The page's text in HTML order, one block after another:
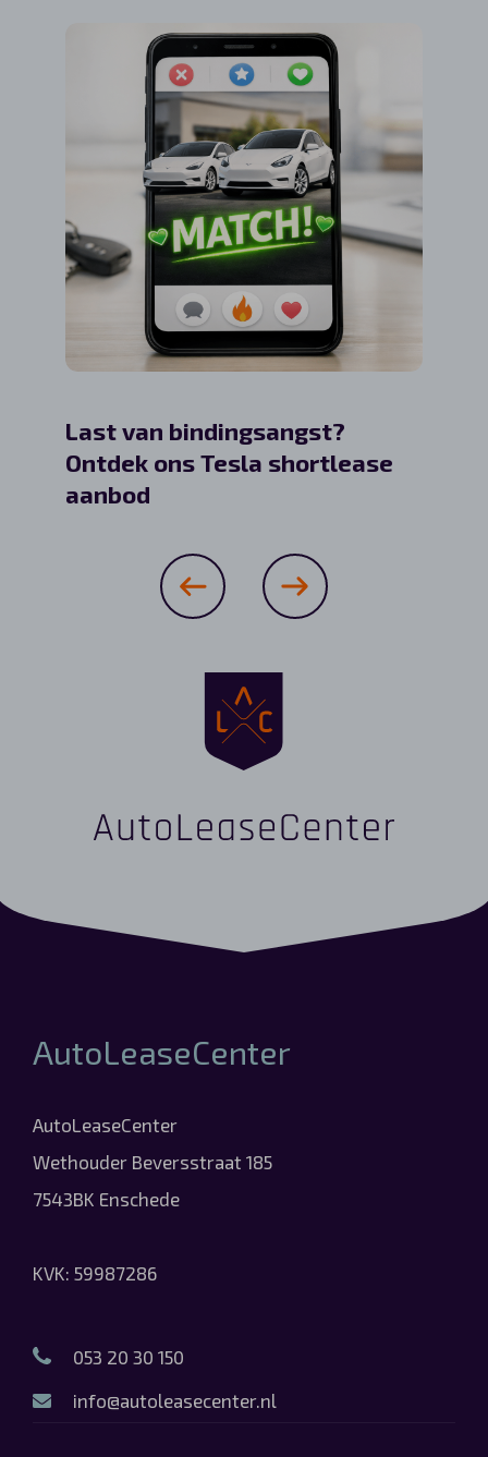
Last van bindingsangst?
Ontdek ons Tesla shortlease
aanbod
AutoLeaseCenter
AutoLeaseCenter
Wethouder Beversstraat 185
7543BK Enschede
KVK: 59987286
053 20 30 150
info@autoleasecenter.nl